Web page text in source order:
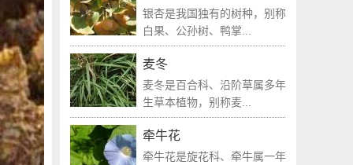
银杏是我国独有的树种，别称
白果、公孙树、鸭掌...
麦冬
麦冬是百合科、沿阶草属多年
生草本植物，别称麦...
牵牛花
牵牛花是旋花科、牵牛属一年